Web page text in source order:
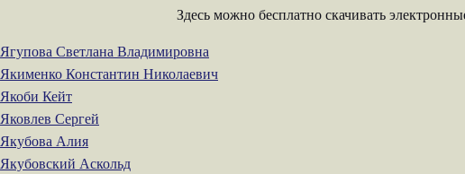
Здесь можно бесплатно скачивать
Ягупова Светлана Владимировна
Якименко Константин Николаевич
Якоби Кейт
Яковлев Сергей
Якубова Алия
Якубовский Аскольд